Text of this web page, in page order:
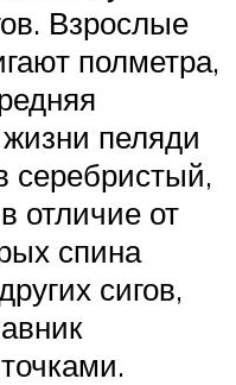
Взрослые
полметра,
пеляди
серебристый,
отличие от
спина
сигов,